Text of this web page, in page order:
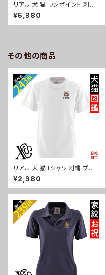
リアル 犬 猫 ワンポイント 刺繍
上品なシボ感 横長ショルダーバ
ッグ レディース ミニボストン 軽
量 雑貨 グッズ 自社ブランド 柄
¥5,880
その他の商品
リアル 犬 猫 tシャツ 刺繍 プレ
ゼント 5.6oz オリジナル 半袖
Tシャツ メンズ ワンポイント ロ
ゴ おしゃれ 無地 カットソー 和
シュナウザー パグ フレンチブル
ドッグ X-CLOTHES 猫図鑑 犬
図鑑 ori-am-tst2-g10-s
¥2,680